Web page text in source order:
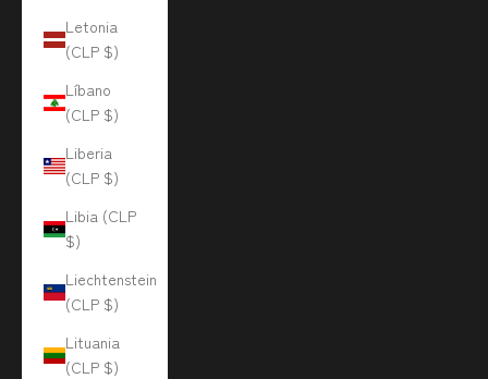
Letonia
(CLP $)
Líbano
(CLP $)
Liberia
(CLP $)
Libia (CLP
$)
Liechtenstein
(CLP $)
Lituania
(CLP $)